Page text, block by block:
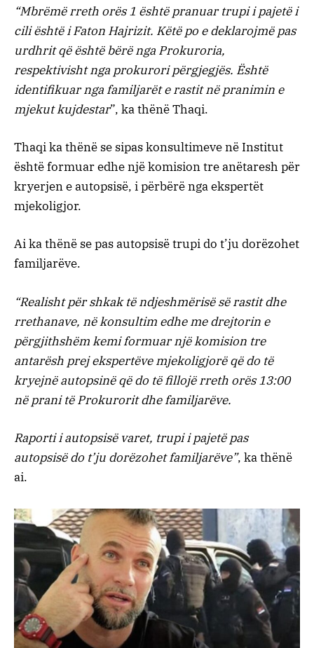
“Mbrëmë rreth orës 1 është pranuar trupi i pajetë i
cili është i Faton Hajrizit. Këtë po e deklarojmë pas
urdhrit që është bërë nga Prokuroria,
respektivisht nga prokurori përgjegjës. Është
identifikuar nga familjarët e rastit në pranimin e
mjekut kujdestar”, ka thënë Thaqi.
Thaqi ka thënë se sipas konsultimeve në Institut
është formuar edhe një komision tre anëtaresh për
kryerjen e autopsisë, i përbërë nga ekspertët
mjekoligjor.
Ai ka thënë se pas autopsisë trupi do t’ju dorëzohet
familjarëve.
“Realisht për shkak të ndjeshmërisë së rastit dhe
rrethanave, në konsultim edhe me drejtorin e
përgjithshëm kemi formuar një komision tre
antarësh prej ekspertëve mjekoligjorë që do të
kryejnë autopsinë që do të fillojë rreth orës 13:00
në prani të Prokurorit dhe familjarëve.
Raporti i autopsisë varet, trupi i pajetë pas
autopsisë do t’ju dorëzohet familjarëve”, ka thënë
ai.